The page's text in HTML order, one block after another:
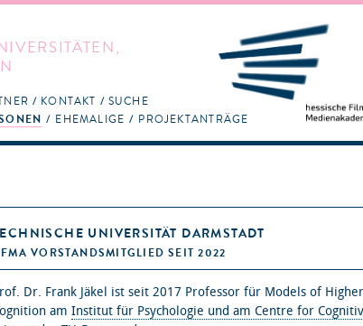
EHEMALIGE PROJEKTANTRÄGE
KONTAKT SUCHE
UNIVERSITÄT DARMSTADT
VORSTANDSMITGLIED SEIT 2022
Dr. Frank Jäkel ist seit 2017 Professor für Models of Higher
am Institut für Psychologie und am Centre for